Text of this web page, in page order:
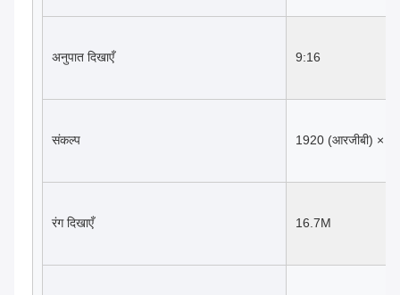
अनुपात दिखाएँ 9:16
संकल्प 1920 (आरजीबी) ×
रंग दिखाएँ 16.7M